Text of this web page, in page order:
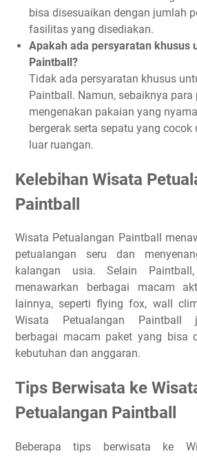
bisa disesuaikan dengan jumlah
fasilitas yang disediakan.
Apakah ada persyaratan khusus
Paintball?
Tidak ada persyaratan khusus
Paintball. Namun, sebaiknya para
mengenakan pakaian yang
bergerak serta sepatu yang
luar ruangan.
Kelebihan Wisata
Paintball
Wisata Petualangan Paintball
petualangan seru dan
kalangan usia. Selain
menawarkan berbagai macam
lainnya, seperti flying fox, wall
Wisata Petualangan Paintball
berbagai macam paket yang bisa
kebutuhan dan anggaran.
Tips Berwisata ke
Petualangan Paintball
Beberapa tips berwisata ke